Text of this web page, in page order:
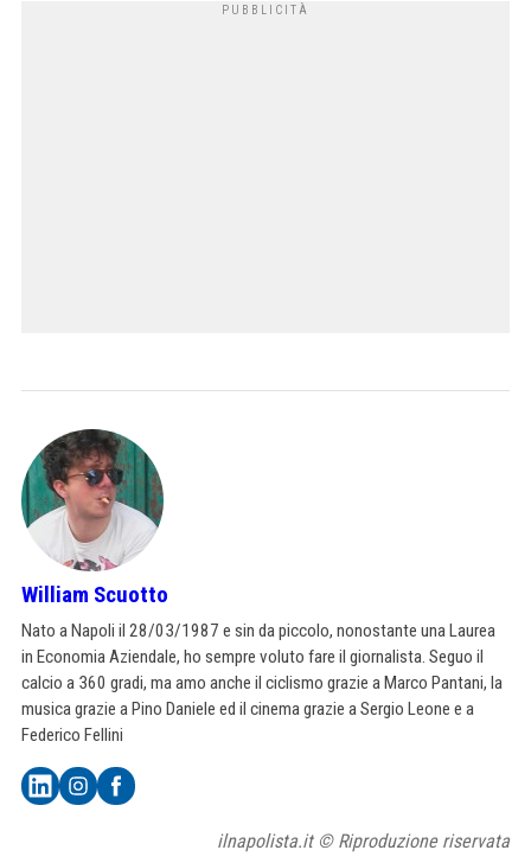
William Scuotto
Nato a Napoli il 28/03/1987 e sin da piccolo, nonostante una Laurea
in Economia Aziendale, ho sempre voluto fare il giornalista. Seguo il
calcio a 360 gradi, ma amo anche il ciclismo grazie a Marco Pantani, la
musica grazie a Pino Daniele ed il cinema grazie a Sergio Leone e a
Federico Fellini
ilnapolista.it © Riproduzione riservata